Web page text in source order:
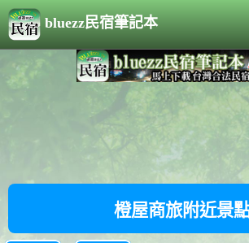
bluezz民宿筆記本
橙屋商旅附近景